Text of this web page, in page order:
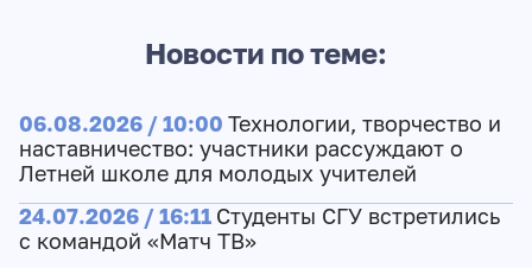
Новости по теме:
06.08.2026 / 10:00 Технологии, творчество и
наставничество: участники рассуждают о
Летней школе для молодых учителей
24.07.2026 / 16:11 Студенты СГУ встретились
с командой «Матч ТВ»